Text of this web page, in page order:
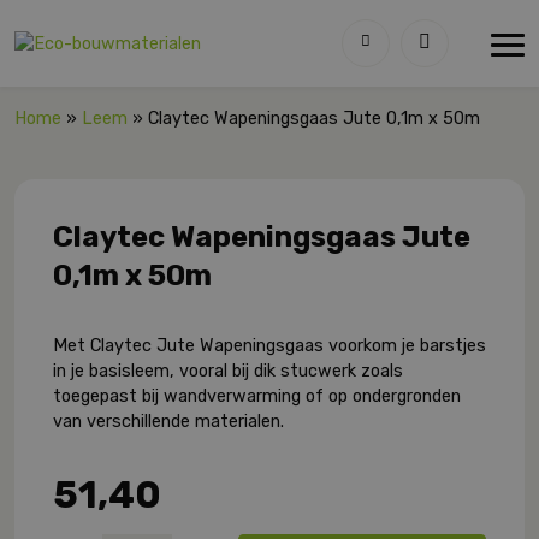
Home » Leem » Claytec Wapeningsgaas Jute 0,1m x 50m
Claytec Wapeningsgaas Jute
0,1m x 50m
Met Claytec Jute Wapeningsgaas voorkom je barstjes
in je basisleem, vooral bij dik stucwerk zoals
toegepast bij wandverwarming of op ondergronden
van verschillende materialen.
51,40